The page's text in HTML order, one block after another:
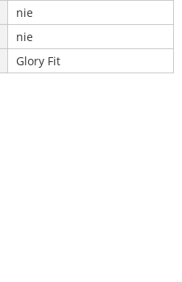
nie
nie
Glory Fit